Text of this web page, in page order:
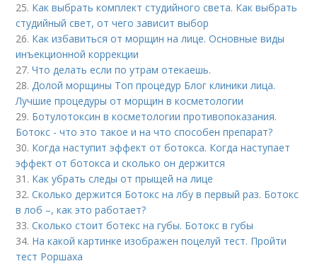
25. Как выбрать комплект студийного света. Как выбрать
студийный свет, от чего зависит выбор
26. Как избавиться от морщин на лице. Основные виды
инъекционной коррекции
27.Что делать если по утрам отекаешь.
28.Долой морщины Топ процедур Блог клиники лица.
Лучшие процедуры от морщин в косметологии
29. Ботулотоксин в косметологии противопоказания.
Ботокс - что это такое и на что способен препарат?
30. Когда наступит эффект от ботокса. Когда наступает
эффект от ботокса и сколько он держится
31. Как убрать следы от прыщей на лице
32.Сколько держится Ботокс на лбу в первый раз. Ботокс
в лоб –, как это работает?
33.Сколько стоит ботекс на губы. Ботокс в губы
34. На какой картинке изображен поцелуй тест. Пройти
тест Роршаха